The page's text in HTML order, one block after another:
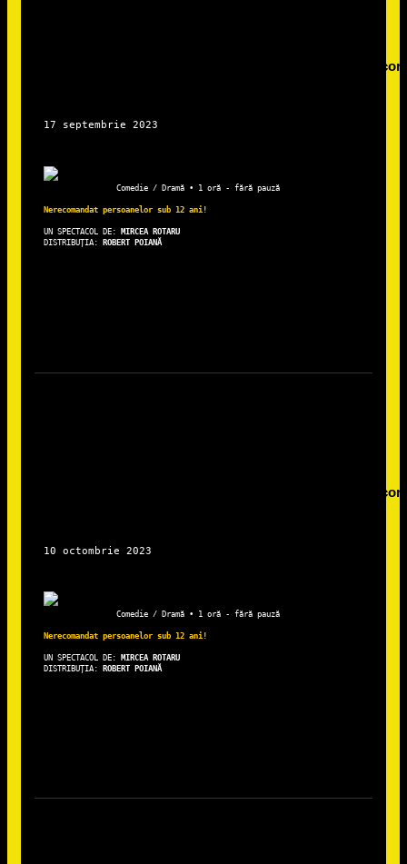
Comedie / Dramă • 1 oră - fără pauză
Nerecomandat persoanelor sub 12 ani!
UN SPECTACOL DE:
DISTRIBUȚIA: ROBERT POIANĂ
Comedie / Dramă • 1 oră - fără pauză
Nerecomandat persoanelor sub 12 ani!
UN SPECTACOL DE:
DISTRIBUȚIA: ROBERT POIANĂ